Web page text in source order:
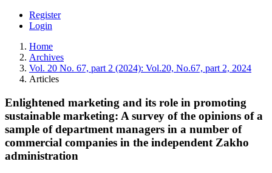
Register
Login
Home
Archives
Vol. 20 No. 67, part 2 (2024): Vol.20, No.67, part 2, 2024
Articles
Enlightened marketing and its role in promoting
sustainable marketing: A survey of the opinions of a
sample of department managers in a number of
commercial companies in the independent Zakho
administration